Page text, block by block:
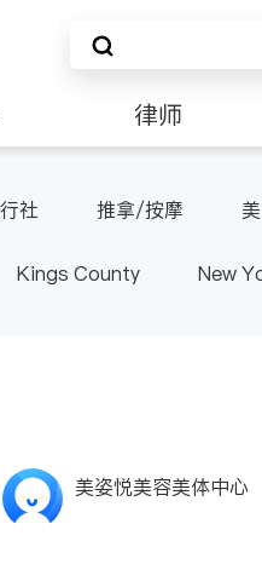
律师
社 推拿/按摩
Kings County New
美姿悦美容美体中心